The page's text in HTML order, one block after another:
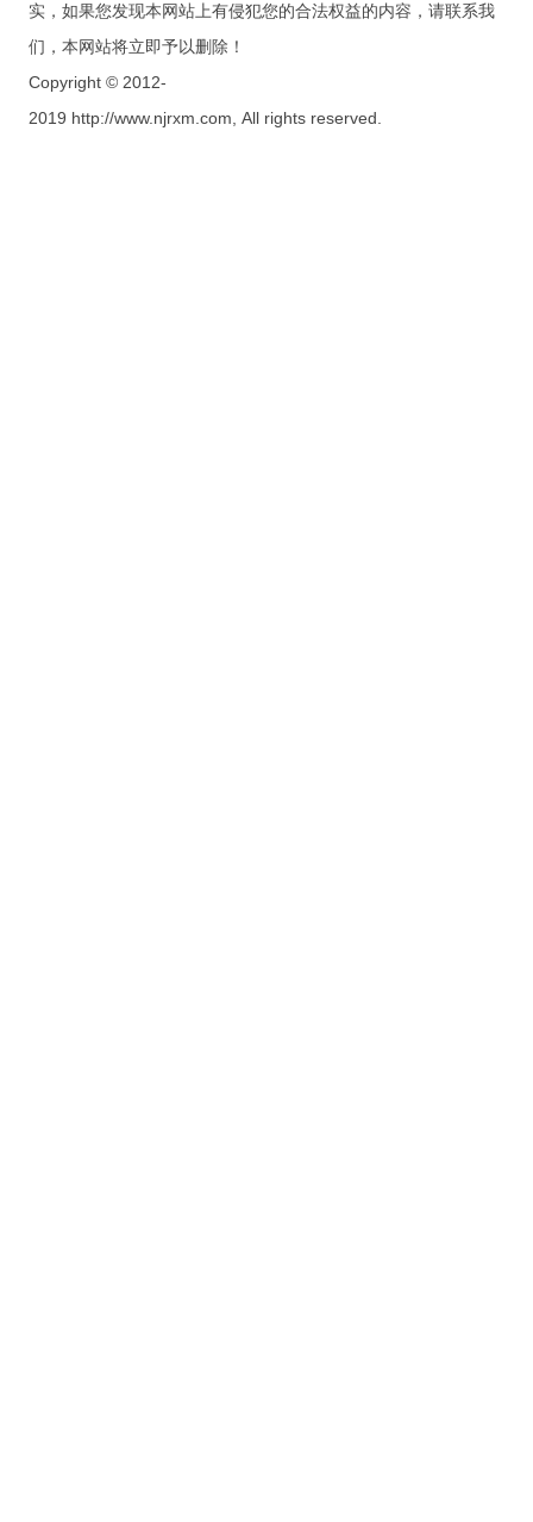
实，如果您发现本网站上有侵犯您的合法权益的内容，请联系我
们，本网站将立即予以删除！
Copyright © 2012-
2019 http://www.njrxm.com, All rights reserved.